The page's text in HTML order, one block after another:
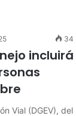
34
incluirá
Vial (DGEV), del